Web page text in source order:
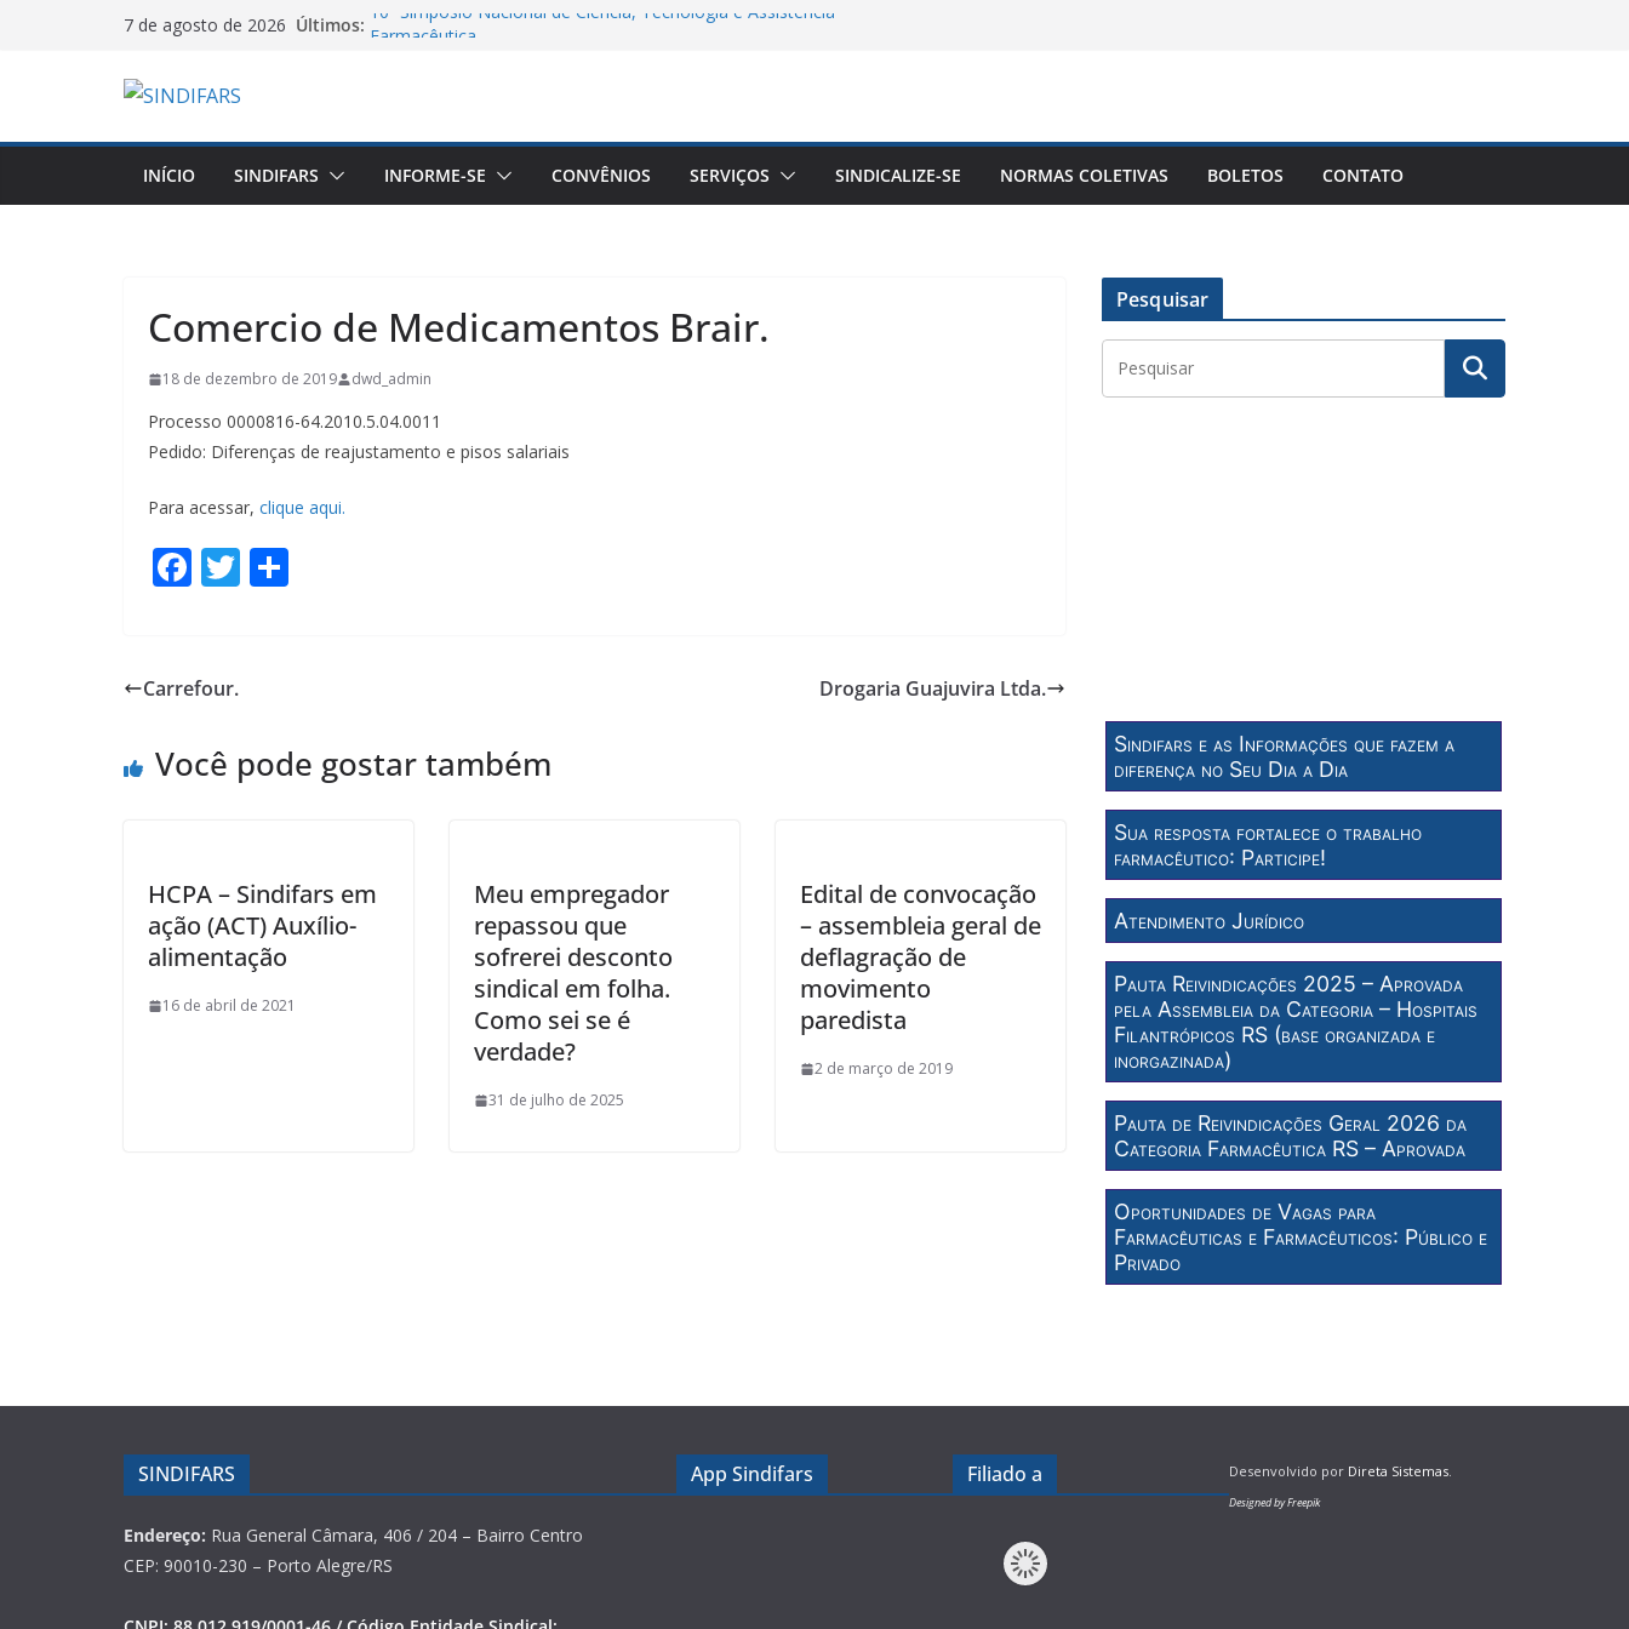
7 de agosto de 2026 Últimos: 10º Simpósio Nacional de Ciência, Tecnologia e Assistência
Farmacêutica
Manifesto dos Farmacêuticos do Brasil a Aprovação do Piso
Salarial dos Farmacêuticos
Agosto Lilás e a Categoria Farmacêutica: Do Acolhimento à
INÍCIO SINDIFARS INFORME-SE CONVÊNIOS SERVIÇOS SINDICALIZE-SE NORMAS COLETIVAS BOLETOS CONTATO
Comercio de Medicamentos Brair.
18 de dezembro de 2019 dwd_admin
Processo 0000816-64.2010.5.04.0011
Pedido: Diferenças de reajustamento e pisos salariais
Para acessar, clique aqui.
F
b
o
T
Carrefour. Drogaria Guajuvira Ltda.
Você pode gostar também
HCPA – Sindifars em
ação (ACT) Auxílio-
alimentação
16 de abril de 2021
Meu empregador
repassou que
sofrerei desconto
sindical em folha.
Como sei se é
verdade?
31 de julho de 2025
Edital de convocação
– assembleia geral de
deflagração de
movimento
paredista
2 de março de 2019
Pesquisar
Sindifars e as Informações que fazem a
diferença no Seu Dia a Dia
Sua resposta fortalece o trabalho
farmacêutico: Participe!
Atendimento Jurídico
Pauta Reivindicações 2025 – Aprovada
pela Assembleia da Categoria – Hospitais
Filantrópicos RS (base organizada e
inorgazinada)
Pauta de Reivindicações Geral 2026 da
Categoria Farmacêutica RS – Aprovada
Oportunidades de Vagas para
Farmacêuticas e Farmacêuticos: Público e
Privado
SINDIFARS
Endereço: Rua General Câmara, 406 / 204 – Bairro Centro
CEP: 90010-230 – Porto Alegre/RS
App Sindifars Filiado a Desenvolvido por Direta Sistemas.
Designed by Freepik